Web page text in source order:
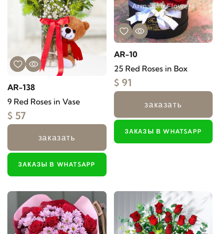
AR-138
9 Red Roses in Vase
$ 57
заказать
ЗАКАЗЫ В WHATSAPP
AR-10
25 Red Roses in Box
$ 91
заказать
ЗАКАЗЫ В WHATSAPP